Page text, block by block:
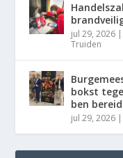
jul 29, 2026 |
Truiden
bokst
ben
jul 29, 2026 |